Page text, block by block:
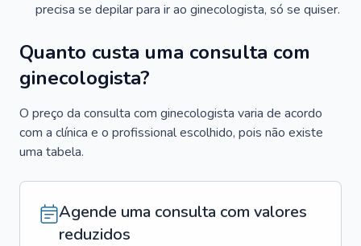
precisa se depilar para ir ao ginecologista, só se quiser.
Quanto custa uma consulta com
ginecologista?
O preço da consulta com ginecologista varia de acordo
com a clínica e o profissional escolhido, pois não existe
uma tabela.
Agende uma consulta com valores
reduzidos